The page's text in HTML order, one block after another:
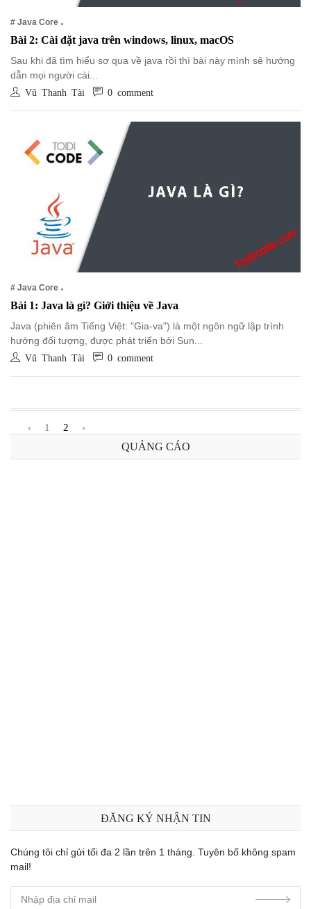
# Java Core
Bài 2: Cài đặt java trên windows, linux, macOS
Sau khi đã tìm hiểu sơ qua về java rồi thì bài này mình sẽ hướng
dẫn mọi người cài...
Vũ Thanh Tài 0 comment
# Java Core
Bài 1: Java là gì? Giới thiệu về Java
Java (phiên âm Tiếng Việt: "Gia-va") là một ngôn ngữ lập trình
hướng đối tượng, được phát triển bởi Sun...
Vũ Thanh Tài 0 comment
‹ 1 2 ›
QUẢNG CÁO
ĐĂNG KÝ NHẬN TIN
Chúng tôi chỉ gửi tối đa 2 lần trên 1 tháng. Tuyên bố không spam
mail!